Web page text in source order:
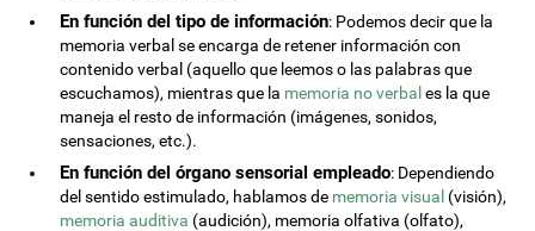
En función del tipo de información: Podemos decir que la
memoria verbal se encarga de retener información con
contenido verbal (aquello que leemos o las palabras que
escuchamos), mientras que la memoria no verbal es la que
maneja el resto de información (imágenes, sonidos,
sensaciones, etc.).
En función del órgano sensorial empleado: Dependiendo
del sentido estimulado, hablamos de memoria visual (visión),
memoria auditiva (audición), memoria olfativa (olfato),